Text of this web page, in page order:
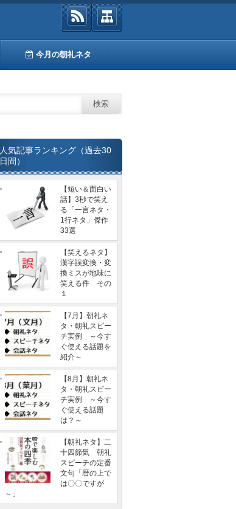
今月の朝礼ネタ
人気記事ランキング（過去30
日間）
【短い＆面白い
話】3秒で笑え
る「一言ネタ・
1行ネタ」傑作
33選
【笑えるネタ】
漢字誤変換・変
換ミスが地味に
笑える件 その
１
【7月】朝礼ネ
タ・朝礼スピー
チ実例 ～今す
ぐ使える話題を
紹介～
【8月】朝礼ネ
タ・朝礼スピー
チ実例 ～今す
ぐ使える話題
は？～
【朝礼ネタ】二
十四節気 朝礼
スピーチの定番
文句「暦の上で
は〇〇ですが
～」